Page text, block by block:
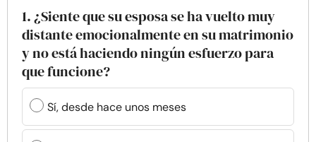
Ayuda
Cursos
Recursos
1. ¿Siente que su esposa se ha vuelto muy
distante emocionalmente en su matrimonio
y no está haciendo ningún esfuerzo para
que funcione?
Sí, desde hace unos meses